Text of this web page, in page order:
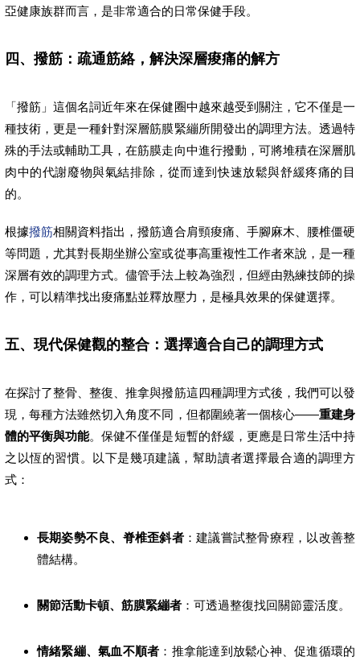
亞健康族群而言，是非常適合的日常保健手段。
四、撥筋：疏通筋絡，解決深層痠痛的解方
「撥筋」這個名詞近年來在保健圈中越來越受到關注，它不僅是一
種技術，更是一種針對深層筋膜緊繃所開發出的調理方法。透過特
殊的手法或輔助工具，在筋膜走向中進行撥動，可將堆積在深層肌
肉中的代謝廢物與氣結排除，從而達到快速放鬆與舒緩疼痛的目
的。
根據撥筋相關資料指出，撥筋適合肩頸痠痛、手腳麻木、腰椎僵硬
等問題，尤其對長期坐辦公室或從事高重複性工作者來說，是一種
深層有效的調理方式。儘管手法上較為強烈，但經由熟練技師的操
作，可以精準找出痠痛點並釋放壓力，是極具效果的保健選擇。
五、現代保健觀的整合：選擇適合自己的調理方式
在探討了整骨、整復、推拿與撥筋這四種調理方式後，我們可以發
現，每種方法雖然切入角度不同，但都圍繞著一個核心——重建身
體的平衡與功能。保健不僅僅是短暫的舒緩，更應是日常生活中持
之以恆的習慣。以下是幾項建議，幫助讀者選擇最合適的調理方
式：
長期姿勢不良、脊椎歪斜者：建議嘗試整骨療程，以改善整
體結構。
關節活動卡頓、筋膜緊繃者 ：可透過整復找回關節靈活度。
情緒緊繃、氣血不順者 ：推拿能達到放鬆心神、促進循環的